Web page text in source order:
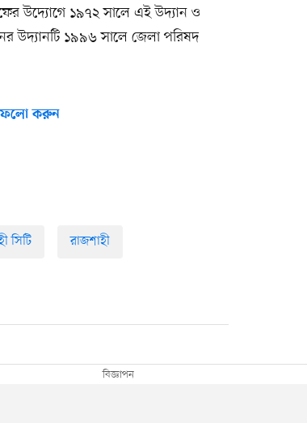
উদ্যোগে ১৯৭২ সালে এই উদ্যান ও
উদ্যানটি ১৯৯৬ সালে জেলা পরিষদ
ফলো করুন
সিটি রাজশাহী